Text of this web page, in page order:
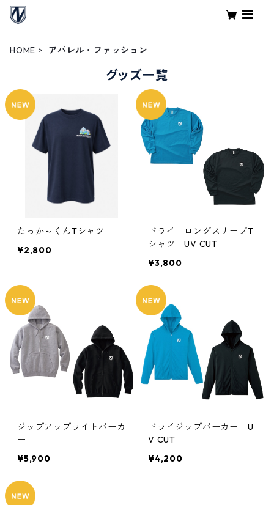
HOME アパレル・ファッション
グッズ一覧
たっか～くんTシャツ
¥2,800
ドライ ロングスリーブT
シャツ UV CUT
¥3,800
ジップアップライトパーカ
ー
¥5,900
ドライジップパーカー U
V CUT
¥4,200